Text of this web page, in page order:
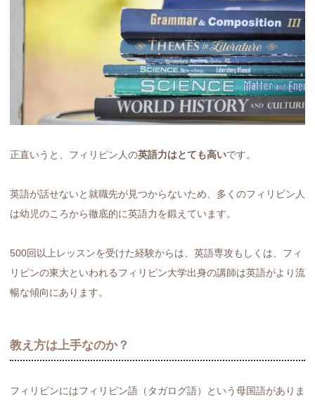
正直いうと、フィリピン人の英語力はとても高いです。
英語が話せないと就職先が見つからないため、多くのフィリピン人
は幼児のころから徹底的に英語力を鍛えています。
500回以上レッスンを受けた経験からは、英語専攻もしくは、フィ
リピンの東大といわれるフィリピン大学出身の講師は英語がより流
暢な傾向にあります。
教え方は上手なのか？
フィリピンにはフィリピン語（タガログ語）という母国語がありま